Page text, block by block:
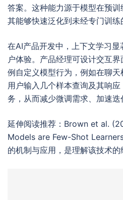
答案。这种能力源于模型在预
其能够快速泛化到未经专门训练
在AI产品开发中，上下文学习
户体验。产品经理可设计交互
例自定义模型行为，例如在聊天
用户输入几个样本查询及其响
务，从而减少微调需求、加速迭
延伸阅读推荐：Brown et al.
Models are Few-Shot
的机制与应用，是理解该技术的